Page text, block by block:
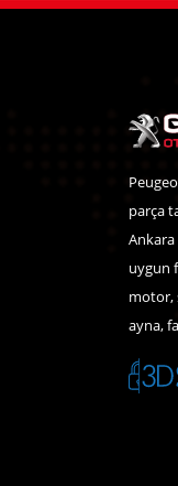
parça
Ankara
uygun
motor,
ayna,